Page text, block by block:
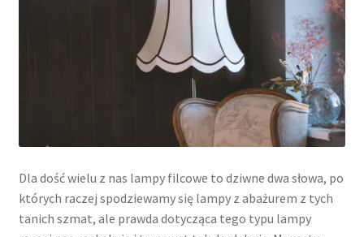
Dla dość wielu z nas lampy filcowe to dziwne dwa słowa, po
których raczej spodziewamy się lampy z abażurem z tych
tanich szmat, ale prawda dotycząca tego typu lampy